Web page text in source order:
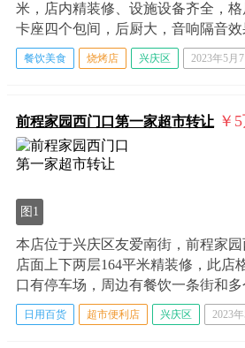
米，店内精装修、设施设备齐全，
卡座四个包间，后厨大，音响隔音
餐饮美食 烧烤店 兴庆区 2023年5月7
前程家园西门口第一家超市转让 ￥5
图1
本店位于兴庆区友爱南街，前程家园
店面上下两层164平米精装修，此店
口有停车场，周边有餐饮一条街和
日用百货 超市便利店 兴庆区 2023